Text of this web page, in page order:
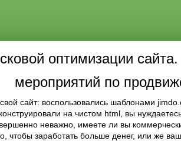
оптимизации
мероприятий по
сайт: воспользовались шаблонами
на чистом html, вы
неважно, имеете ли вы
чтобы заработать больше денег, или же ваш